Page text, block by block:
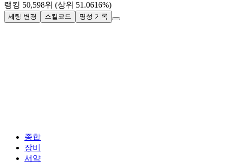
랭킹 50,598위 (상위 51.0616%)
세팅 변경 스킬코드 명성 기록
종합
장비
서약